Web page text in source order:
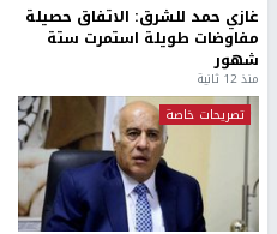
غازي حمد للشرق: الاتفاق حصيلة
مفاوضات طويلة استمرت ستة
شهور
منذ 12 ثانية
تصريحات خاصة